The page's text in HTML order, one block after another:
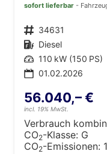
sofort lieferbar
Fahrzeugnr. 34631
Kraftstoff Diesel
Leistung 110 kW (150 PS)
01.02.2026
56.040,– €
incl. 19% MwSt.
Verbrauch
CO2-Klasse: G
CO2-Emissionen: